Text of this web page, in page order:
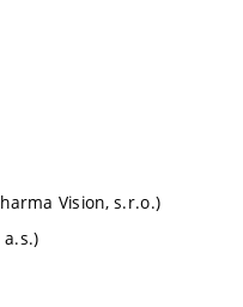
Vision, s.r.o.)
a.s.)